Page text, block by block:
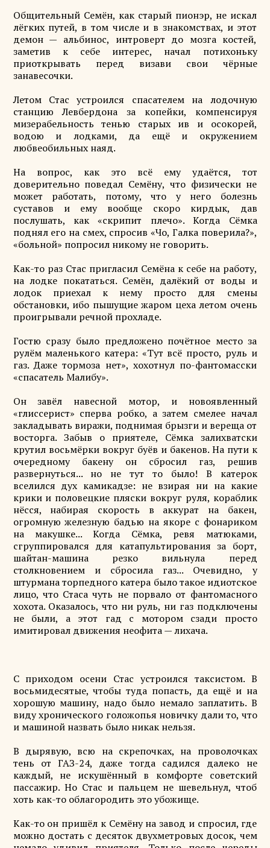
Общительный Семён, как старый пионэр, не искал
лёгких путей, в том числе и в знакомствах, и этот
демон — альбинос, интроверт до мозга костей,
заметив к себе интерес, начал потихоньку
приоткрывать перед визави свои чёрные
занавесочки.
Летом Стас устроился спасателем на лодочную
станцию Левбердона за копейки, компенсируя
мизерабельность тенью старых ив и осокорей,
водою и лодками, да ещё и окружением
любвеобильных наяд.
На вопрос, как это всё ему удаётся, тот
доверительно поведал Семёну, что физически не
может работать, потому, что у него болезнь
суставов и ему вообще скоро кирдык, дав
послушать, как «скрипит плечо». Когда Сёмка
поднял его на смех, спросив «Чо, Галка поверила?»,
«больной» попросил никому не говорить.
Как-то раз Стас пригласил Семёна к себе на работу,
на лодке покататься. Семён, далёкий от воды и
лодок приехал к нему просто для смены
обстановки, ибо пышущие жаром цеха летом очень
проигрывали речной прохладе.
Гостю сразу было предложено почётное место за
рулём маленького катера: «Тут всё просто, руль и
газ. Даже тормоза нет», хохотнул по-фантомасски
«спасатель Малибу».
Он завёл навесной мотор, и новоявленный
«глиссерист» сперва робко, а затем смелее начал
закладывать виражи, поднимая брызги и вереща от
восторга. Забыв о приятеле, Сёмка залихватски
крутил восьмёрки вокруг буёв и бакенов. На пути к
очередному бакену он сбросил газ, решив
развернуться... но не тут то было! В катерок
вселился дух камикадзе: не взирая ни на какие
крики и половецкие пляски вокруг руля, кораблик
нёсся, набирая скорость в аккурат на бакен,
огромную железную бадью на якоре с фонариком
на макушке... Когда Сёмка, ревя матюками,
сгруппировался для катапультирования за борт,
шайтан-машина резко вильнула перед
столкновением и сбросила газ... Очевидно, у
штурмана торпедного катера было такое идиотское
лицо, что Стаса чуть не порвало от фантомасного
хохота. Оказалось, что ни руль, ни газ подключены
не были, а этот гад с мотором сзади просто
имитировал движения неофита — лихача.
С приходом осени Стас устроился таксистом. В
восьмидесятые, чтобы туда попасть, да ещё и на
хорошую машину, надо было немало заплатить. В
виду хронического голожопья новичку дали то, что
и машиной назвать было никак нельзя.
В дырявую, всю на скрепочках, на проволочках
тень от ГАЗ-24, даже тогда садился далеко не
каждый, не искушённый в комфорте советский
пассажир. Но Стас и пальцем не шевельнул, чтоб
хоть как-то облагородить это убожище.
Как-то он пришёл к Семёну на завод и спросил, где
можно достать с десяток двухметровых досок, чем